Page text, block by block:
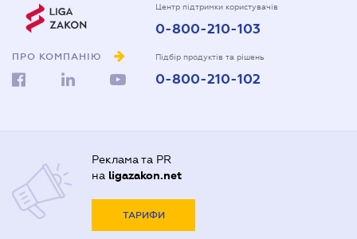
ПРО КОМПАНІЮ
Центр підтримки користувачів
0-800-210-103
Підбір продуктів та рішень
0-800-210-102
Реклама та PR
на ligazakon.net
ТАРИФИ